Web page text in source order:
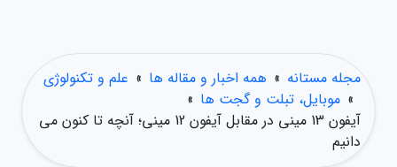
مجله مستانه » همه اخبار و مقاله ها » علم و تکنولوژی
» موبایل، تبلت و گجت ها »
آیفون 13 مینی در مقابل آیفون 12 مینی؛ آنچه تا کنون می
دانیم